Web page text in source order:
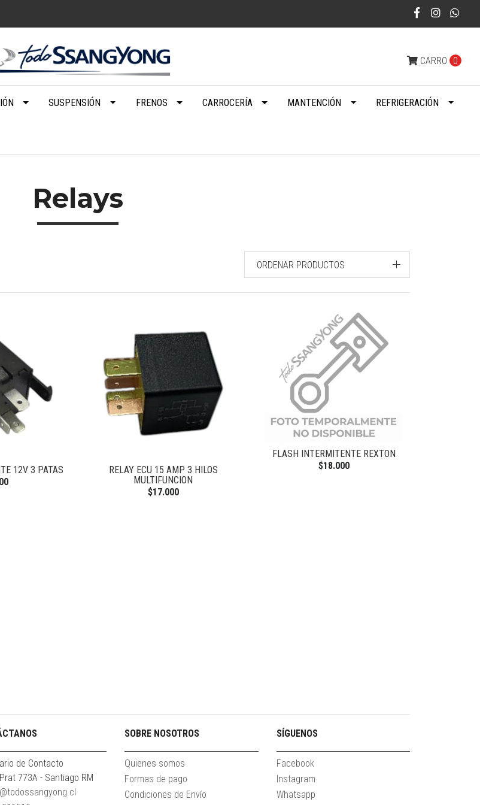
CARRO 0
SUSPENSIÓN FRENOS CARROCERÍA MANTENCIÓN REFRIGERACIÓN
Relays
ORDENAR PRODUCTOS
12V 3 PATAS
RELAY ECU 15 AMP 3 HILOS
MULTIFUNCION
$17.000
FLASH INTERMITENTE REXTON
$18.000
de Contacto
773A - Santiago RM
SOBRE NOSOTROS
Quienes somos
Formas de pago
Condiciones de Envío
SÍGUENOS
Facebook
Instagram
Whatsapp